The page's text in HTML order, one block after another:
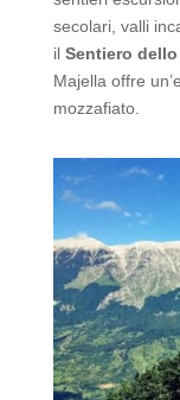
secolari, valli
il Sentiero
Majella offre
mozzafiato.